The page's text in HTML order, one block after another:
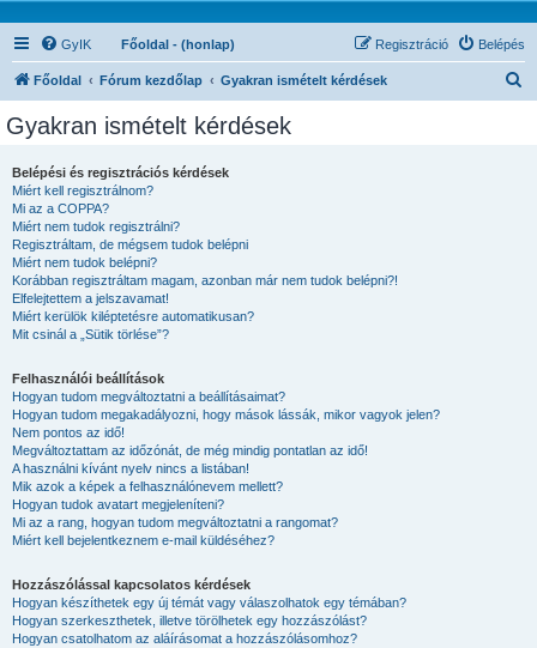
GyIK Főoldal - (honlap) Belépés
Regisztráció
Főoldal Fórum kezdőlap Gyakran ismételt kérdések
Gyakran ismételt kérdések
Belépési és regisztrációs kérdések
Miért kell regisztrálnom?
Mi az a COPPA?
Miért nem tudok regisztrálni?
Regisztráltam, de mégsem tudok belépni
Miért nem tudok belépni?
Korábban regisztráltam magam, azonban már nem tudok belépni?!
Elfelejtettem a jelszavamat!
Miért kerülök kiléptetésre automatikusan?
Mit csinál a „Sütik törlése”?
Felhasználói beállítások
Hogyan tudom megváltoztatni a beállításaimat?
Hogyan tudom megakadályozni, hogy mások lássák, mikor vagyok jelen?
Nem pontos az idő!
Megváltoztattam az időzónát, de még mindig pontatlan az idő!
A használni kívánt nyelv nincs a listában!
Mik azok a képek a felhasználónevem mellett?
Hogyan tudok avatart megjeleníteni?
Mi az a rang, hogyan tudom megváltoztatni a rangomat?
Miért kell bejelentkeznem e-mail küldéséhez?
Hozzászólással kapcsolatos kérdések
Hogyan készíthetek egy új témát vagy válaszolhatok egy témában?
Hogyan szerkeszthetek, illetve törölhetek egy hozzászólást?
Hogyan csatolhatom az aláírásomat a hozzászólásomhoz?